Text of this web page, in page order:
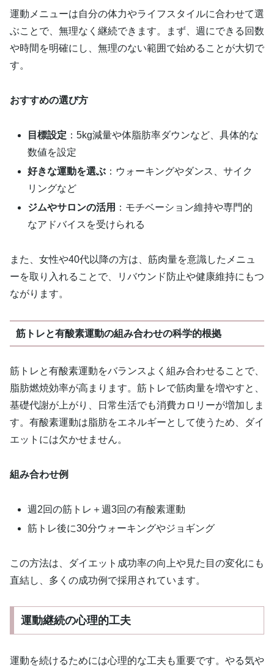
運動メニューは自分の体力やライフスタイルに合わせて選
ぶことで、無理なく継続できます。まず、週にできる回数
や時間を明確にし、無理のない範囲で始めることが大切で
す。
おすすめの選び方
目標設定 ：5kg減量や体脂肪率ダウンなど、具体的な
数値を設定
好きな運動を選ぶ ：ウォーキングやダンス、サイク
リングなど
ジムやサロンの活用 ：モチベーション維持や専門的
なアドバイスを受けられる
また、女性や40代以降の方は、筋肉量を意識したメニュ
ーを取り入れることで、リバウンド防止や健康維持にもつ
ながります。
筋トレと有酸素運動の組み合わせの科学的根拠
筋トレと有酸素運動をバランスよく組み合わせることで、
脂肪燃焼効率が高まります。筋トレで筋肉量を増やすと、
基礎代謝が上がり、日常生活でも消費カロリーが増加しま
す。有酸素運動は脂肪をエネルギーとして使うため、ダイ
エットには欠かせません。
組み合わせ例
週2回の筋トレ＋週3回の有酸素運動
筋トレ後に30分ウォーキングやジョギング
この方法は、ダイエット成功率の向上や見た目の変化にも
直結し、多くの成功例で採用されています。
運動継続の心理的工夫
運動を続けるためには心理的な工夫も重要です。やる気や